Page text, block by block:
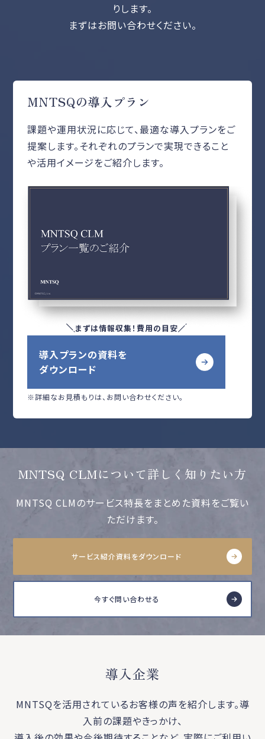
りします。
まずはお問い合わせください。
MNTSQの導入プラン
課題や運用状況に応じて、最適な導入プランをご
提案します。それぞれのプランで実現できること
や活用イメージをご紹介します。
まずは情報収集！費用の目安
導入プランの資料を
ダウンロード
※詳細なお見積もりは、お問い合わせください。
MNTSQ CLMについて詳しく知りたい方
MNTSQ CLMのサービス特長をまとめた資料をご覧い
ただけます。
サービス紹介資料をダウンロード
今すぐ問い合わせる
導入企業
MNTSQを活用されているお客様の声を紹介します。導
入前の課題やきっかけ、